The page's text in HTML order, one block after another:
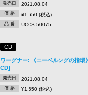
発売日 2021.08.04
価 格 ¥1,650 (税込)
品 番 UCCS-50075
CD
ワーグナー: 《ニーベルングの指環
CD]
発売日 2021.08.04
価 格 ¥1,650 (税込)